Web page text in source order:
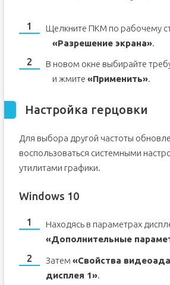
Щелкните ПКМ по рабочему
«Разрешение экрана».
В новом окне выбирайте
и жмите «Применить».
Настройка герцовки
Для выбора другой частоты
воспользоваться системными
утилитами графики.
Windows 10
Находясь в параметрах
«Дополнительные
Затем «Свойства
дисплея 1».